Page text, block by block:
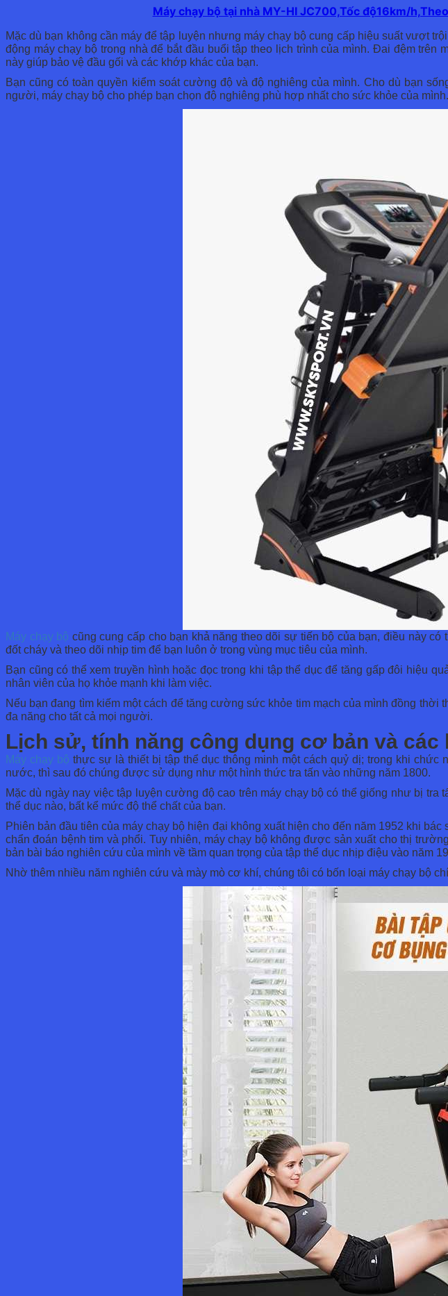
Máy chạy bộ tại nhà MY-HI JC700,Tốc độ16km/
Mặc dù bạn không cần máy để tập luyện nhưng máy chạy bộ cung cấp hiệu suất vượt
động máy chạy bộ trong nhà để bắt đầu buổi tập theo lịch trình của mình. Đai đệm
này giúp bảo vệ đầu gối và các khớp khác của bạn.
Bạn cũng có toàn quyền kiểm soát cường độ và độ nghiêng của mình. Cho dù bạn
người, máy chạy bộ cho phép bạn chọn độ nghiêng phù hợp nhất cho sức khỏe của mình.
Máy chạy bộ cũng cung cấp cho bạn khả năng theo dõi sự tiến bộ của bạn, điều này
đốt cháy và theo dõi nhịp tim để bạn luôn ở trong vùng mục tiêu của mình.
Bạn cũng có thể xem truyền hình hoặc đọc trong khi tập thể dục để tăng gấp đôi hiệu
nhân viên của họ khỏe mạnh khi làm việc.
Nếu bạn đang tìm kiếm một cách để tăng cường sức khỏe tim mạch của mình đồng
đa năng cho tất cả mọi người.
Lịch sử, tính năng công dụng cơ bản và các
Máy chạy bộ thực sự là thiết bị tập thể dục thông minh một cách quỷ dị; trong khi
nước, thì sau đó chúng được sử dụng như một hình thức tra tấn vào những năm 1800.
Mặc dù ngày nay việc tập luyện cường độ cao trên máy chạy bộ có thể giống như bị
thể dục nào, bất kể mức độ thể chất của bạn.
Phiên bản đầu tiên của máy chạy bộ hiện đại không xuất hiện cho đến năm 1952 khi
chẩn đoán bệnh tim và phổi. Tuy nhiên, máy chạy bộ không được sản xuất cho thị
bản bài báo nghiên cứu của mình về tầm quan trọng của tập thể dục nhịp điệu vào năm
Nhờ thêm nhiều năm nghiên cứu và mày mò cơ khí, chúng tôi có bốn loại máy chạy bộ